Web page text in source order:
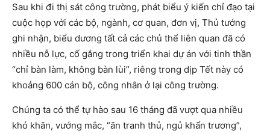
Sau khi đi thị sát công trường, phát biểu ý kiến chỉ đạo tại
cuộc họp với các bộ, ngành, cơ quan, đơn vị, Thủ tướng
ghi nhận, biểu dương tất cả các chủ thể liên quan đã có
nhiều nỗ lực, cố gắng trong triển khai dự án với tinh thần
“chỉ bàn làm, không bàn lùi”, riêng trong dịp Tết này có
khoảng 600 cán bộ, công nhân ở lại công trường.
Chúng ta có thể tự hào sau 16 tháng đã vượt qua nhiều
khó khăn, vướng mắc, “ăn tranh thủ, ngủ khẩn trương”,